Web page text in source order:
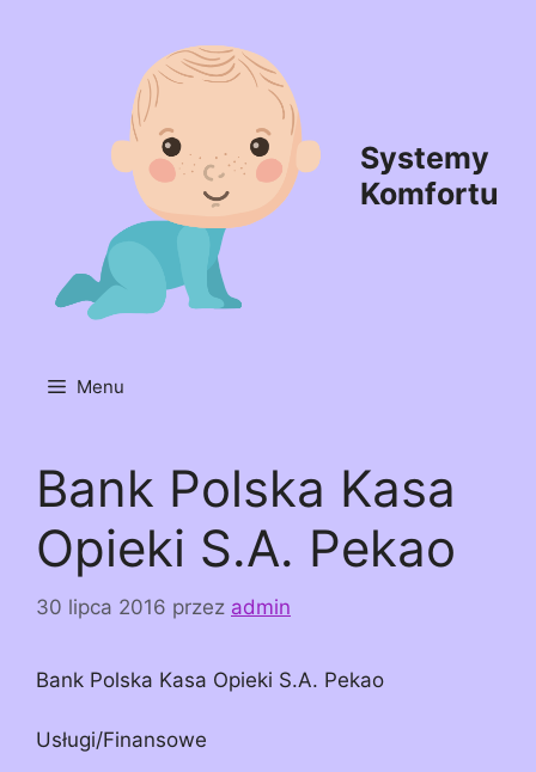
Systemy
Komfortu
Menu
Bank Polska Kasa
Opieki S.A. Pekao
30 lipca 2016 przez admin
Bank Polska Kasa Opieki S.A. Pekao
Usługi/Finansowe